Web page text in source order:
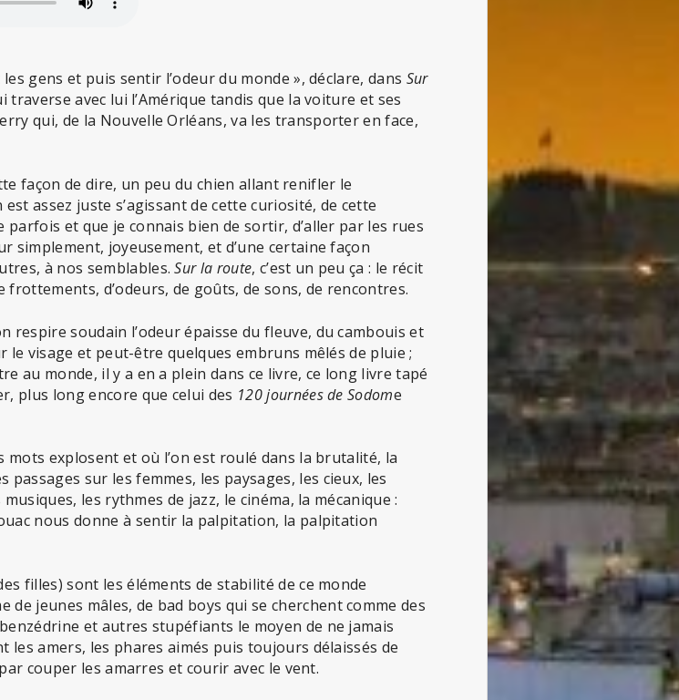
gens et puis sentir l’odeur du monde », déclare, dans Sur
traverse avec lui l’Amérique tandis que la voiture et ses
qui, de la Nouvelle Orléans, va les transporter en face,
façon de dire, un peu du chien allant renifler le
assez juste s’agissant de cette curiosité, de cette
parfois et que je connais bien de sortir, d’aller par les rues
simplement, joyeusement, et d’une certaine façon
à nos semblables.Sur la route, c’est un peu ça : le récit
frottements, d’odeurs, de goûts, de sons, de rencontres.
respire soudain l’odeur épaisse du fleuve, du cambouis et
visage et peut-être quelques embruns mêlés de pluie ;
au monde, il y a en a plein dans ce livre, ce long livre tapé
plus long encore que celui des 120 journées de Sodome
mots explosent et où l’on est roulé dans la brutalité, la
passages sur les femmes, les paysages, les cieux, les
les rythmes de jazz, le cinéma, la mécanique :
nous donne à sentir la palpitation, la palpitation
filles) sont les éléments de stabilité de ce monde
de jeunes mâles, de bad boys qui se cherchent comme des
et autres stupéfiants le moyen de ne jamais
les amers, les phares aimés puis toujours délaissés de
couper les amarres et courir avec le vent.